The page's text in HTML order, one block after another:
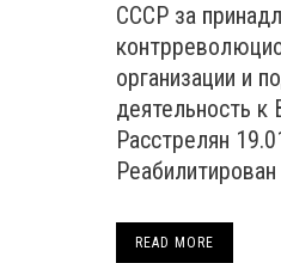
СССР за
организации и
деятельность
Расстрелян
READ MORE